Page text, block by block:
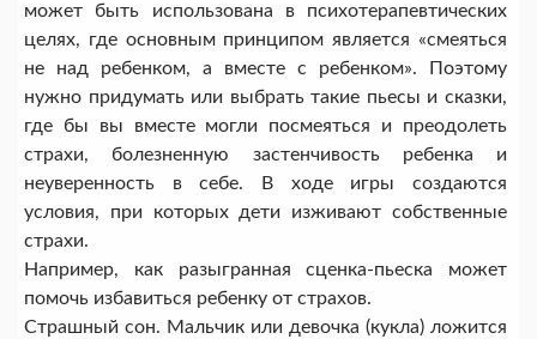
может быть использована в психотерапевтических
целях, где основным принципом является «смеяться
не над ребенком, а вместе с ребенком». Поэтому
нужно придумать или выбрать такие пьесы и сказки,
где бы вы вместе могли посмеяться и преодолеть
страхи, болезненную застенчивость ребенка и
неуверенность в себе. В ходе игры создаются
условия, при которых дети изживают собственные
страхи.
Например, как разыгранная сценка-пьеска может
помочь избавиться ребенку от страхов.
Страшный сон. Мальчик или девочка (кукла) ложится